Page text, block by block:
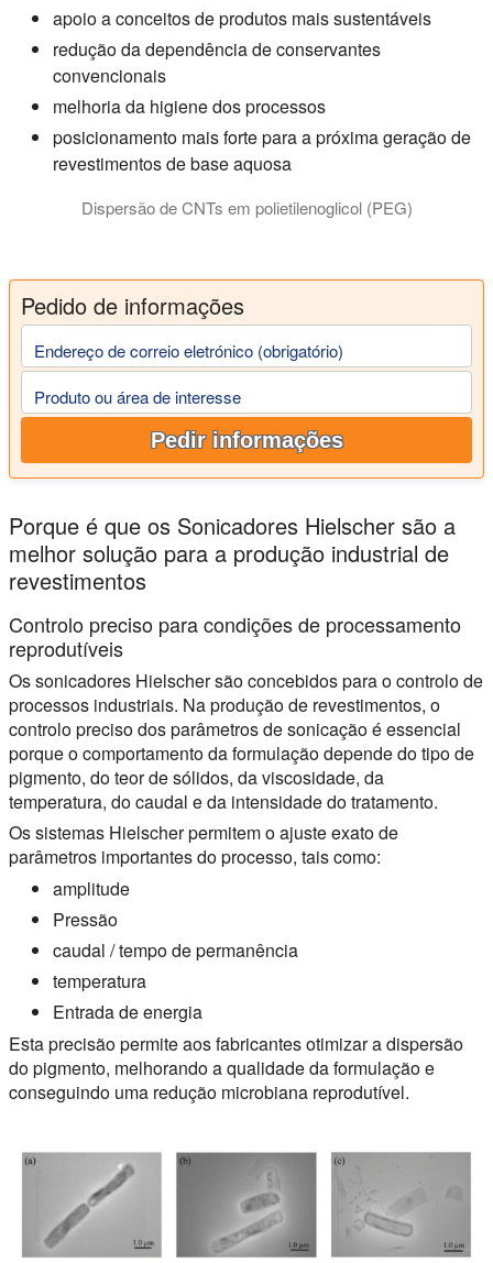
apoio a conceitos de produtos mais sustentáveis
redução da dependência de conservantes
convencionais
melhoria da higiene dos processos
posicionamento mais forte para a próxima geração de
revestimentos de base aquosa
Dispersão de CNTs em polietilenoglicol (PEG)
Pedido de informações
Endereço de correio eletrónico (obrigatório)
Produto ou área de interesse
Pedir informações
Porque é que os Sonicadores Hielscher são a
melhor solução para a produção industrial de
revestimentos
Controlo preciso para condições de processamento
reprodutíveis
Os sonicadores Hielscher são concebidos para o controlo de
processos industriais. Na produção de revestimentos, o
controlo preciso dos parâmetros de sonicação é essencial
porque o comportamento da formulação depende do tipo de
pigmento, do teor de sólidos, da viscosidade, da
temperatura, do caudal e da intensidade do tratamento.
Os sistemas Hielscher permitem o ajuste exato de
parâmetros importantes do processo, tais como:
amplitude
Pressão
caudal / tempo de permanência
temperatura
Entrada de energia
Esta precisão permite aos fabricantes otimizar a dispersão
do pigmento, melhorando a qualidade da formulação e
conseguindo uma redução microbiana reprodutível.